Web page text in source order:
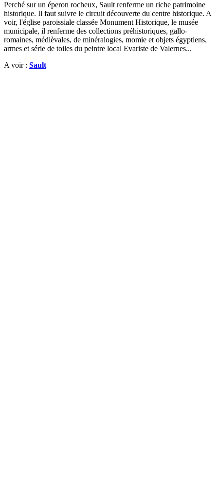
Perché sur un éperon rocheux, Sault renferme un riche patrimoine
historique. Il faut suivre le circuit découverte du centre historique. A
voir, l'église paroissiale classée Monument Historique, le musée
municipale, il renferme des collections préhistoriques, gallo-
romaines, médièvales, de minéralogies, momie et objets égyptiens,
armes et série de toiles du peintre local Evariste de Valernes...
A voir : Sault